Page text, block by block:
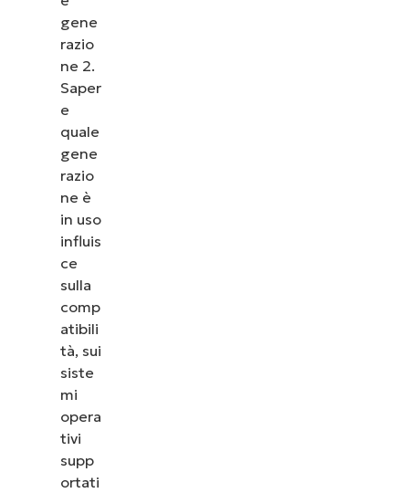
gene
razio
ne 2.
Saper
e
quale
gene
razio
ne è
in uso
influis
ce
sulla
comp
atibili
tà, sui
siste
mi
opera
tivi
supp
ortati